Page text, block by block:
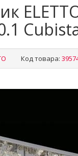
Код товара: